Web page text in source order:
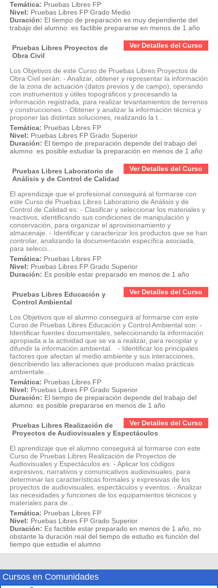
Temática: Pruebas Libres FP
Nivel: Pruebas Libres FP Grado Medio
Duración: El tiempo de preparación es muy dependiente del
trabajo del alumno: es factible prepararse en menos de 1 año
Ver Detalles del Curso
Pruebas Libres Proyectos de
Obra Civil
Los Objetivos de este Curso de Pruebas Libres Proyectos de
Obra Civil serán: - Analizar, obtener y representar la información
de la zona de actuación (datos previos y de campo), operando
con instrumentos y útiles topográficos y procesando la
información registrada, para realizar levantamientos de terrenos
y construcciones. - Obtener y analizar la información técnica y
proponer las distintas soluciones, realizando la t...
Temática: Pruebas Libres FP
Nivel: Pruebas Libres FP Grado Superior
Duración: El tiempo de preparación depende del trabajo del
alumno: es posible estudiar la preparación en menos de 1 año
Ver Detalles del Curso
Pruebas Libres Laboratorio de
Análisis y de Control de Calidad
El aprendizaje que el profesional conseguirá al formarse con
este Curso de Pruebas Libres Laboratorio de Análisis y de
Control de Calidad es: - Clasificar y seleccionar los materiales y
reactivos, identificando sus condiciones de manipulación y
conservación, para organizar el aprovisionamiento y
almacenaje. - Identificar y caracterizar los productos que se han
controlar, analizando la documentación específica asociada,
para selecci...
Temática: Pruebas Libres FP
Nivel: Pruebas Libres FP Grado Superior
Duración: Es posible estar preparado en menos de 1 año
Ver Detalles del Curso
Pruebas Libres Educación y
Control Ambiental
Los Objetivos que el alumno conseguirá al formarse con este
Curso de Pruebas Libres Educación y Control Ambiental son: -
Identificar fuentes documentales, seleccionando la información
apropiada a la actividad que se va a realizar, para recopilar y
difundir la información ambiental. - Identificar los principales
factores que afectan al medio ambiente y sus interacciones,
describiendo las alteraciones que producen malas prácticas
ambientale...
Temática: Pruebas Libres FP
Nivel: Pruebas Libres FP Grado Superior
Duración: El tiempo de preparación depende del trabajo del
alumno: es posible prepararse en menos de 1 año
Ver Detalles del Curso
Pruebas Libres Realización de
Proyectos de Audiovisuales y Espectáculos
El aprendizaje que el alumno conseguirá al formarse con este
Curso de Pruebas Libres Realización de Proyectos de
Audiovisuales y Espectáculos es: - Aplicar los códigos
expresivos, narrativos y comunicativos audiovisuales, para
determinar las características formales y expresivas de los
proyectos de audiovisuales, espectáculos y eventos. - Analizar
las necesidades y funciones de los equipamientos técnicos y
materiales para de...
Temática: Pruebas Libres FP
Nivel: Pruebas Libres FP Grado Superior
Duración: Es factible estar preparado en menos de 1 año, no
obstante la duración real del tiempo de estudio es función del
tiempo que estudie el alumno
Cursos en Comunidades